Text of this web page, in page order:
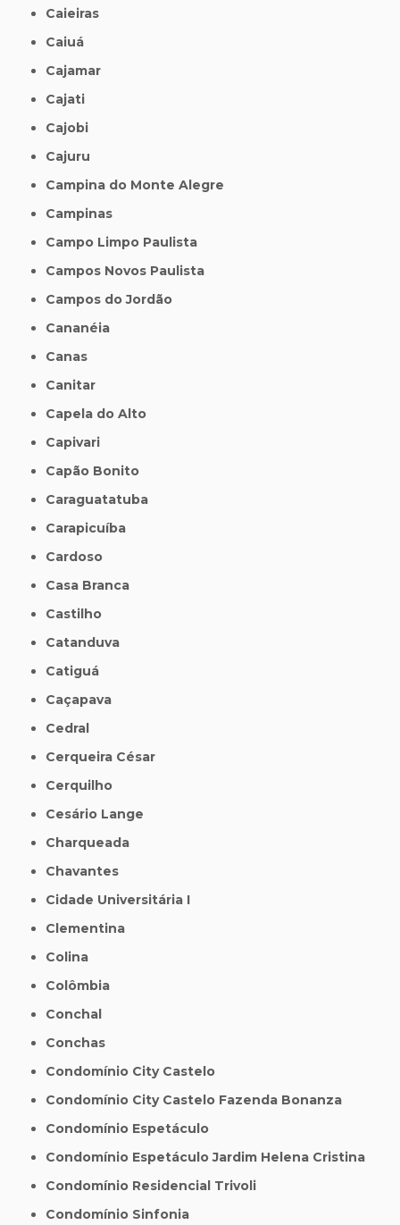
Caieiras
Caiuá
Cajamar
Cajati
Cajobi
Cajuru
Campina do Monte Alegre
Campinas
Campo Limpo Paulista
Campos Novos Paulista
Campos do Jordão
Cananéia
Canas
Canitar
Capela do Alto
Capivari
Capão Bonito
Caraguatatuba
Carapicuíba
Cardoso
Casa Branca
Castilho
Catanduva
Catiguá
Caçapava
Cedral
Cerqueira César
Cerquilho
Cesário Lange
Charqueada
Chavantes
Cidade Universitária I
Clementina
Colina
Colômbia
Conchal
Conchas
Condomínio City Castelo
Condomínio City Castelo Fazenda Bonanza
Condomínio Espetáculo
Condomínio Espetáculo Jardim Helena Cristina
Condomínio Residencial Trivoli
Condomínio Sinfonia